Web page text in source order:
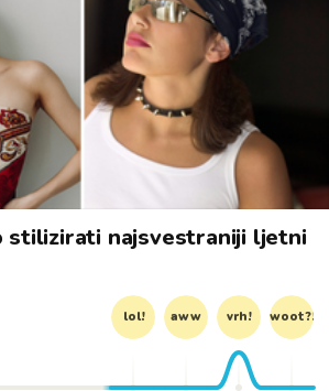
stilizirati najsvestraniji ljetni
lol! aww vrh! woot?!